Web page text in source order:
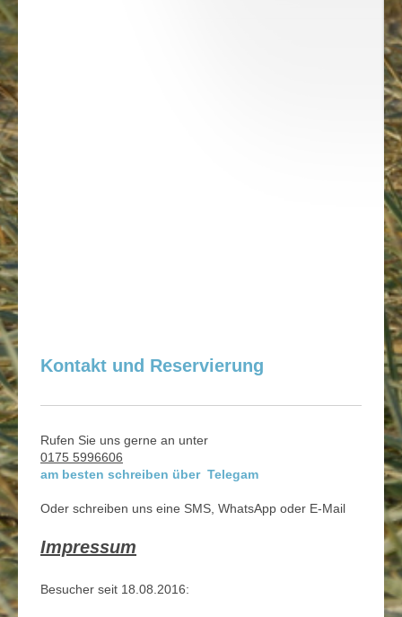
Kontakt und Reservierung
Rufen Sie uns gerne an unter
0175 5996606
am besten schreiben über Telegam
Oder schreiben uns eine SMS, WhatsApp oder E-Mail
Impressum
Besucher seit 18.08.2016: